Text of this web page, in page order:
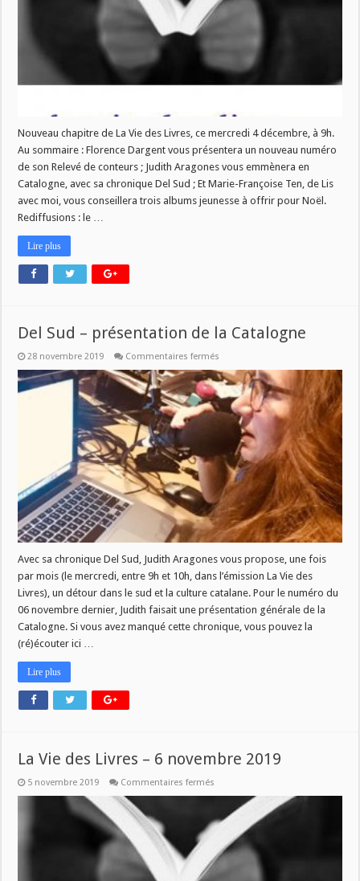
décembre
2019
Nouveau chapitre de La Vie des Livres, ce mercredi 4 décembre, à 9h.
Au sommaire : Florence Dargent vous présentera un nouveau numéro
de son Relevé de conteurs ; Judith Aragones vous emmènera en
Catalogne, avec sa chronique Del Sud ; Et Marie-Françoise Ten, de Lis
avec moi, vous conseillera trois albums jeunesse à offrir pour Noël.
Rediffusions : le …
Lire plus
Del Sud – présentation de la Catalogne
28 novembre 2019 Commentaires fermés
Sud
–
présentation
Catalogne
Avec sa chronique Del Sud, Judith Aragones vous propose, une fois
par mois (le mercredi, entre 9h et 10h, dans l’émission La Vie des
Livres), un détour dans le sud et la culture catalane. Pour le numéro du
06 novembre dernier, Judith faisait une présentation générale de la
Catalogne. Si vous avez manqué cette chronique, vous pouvez la
(ré)écouter ici …
Lire plus
La Vie des Livres – 6 novembre 2019
5 novembre 2019 Commentaires fermés
des
Livres
novembre
2019